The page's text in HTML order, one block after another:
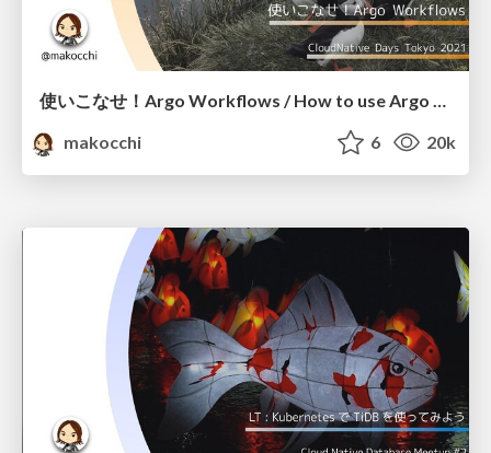
使いこなせ！Argo Workflows / How to use Argo Workflows
makocchi
6 20k